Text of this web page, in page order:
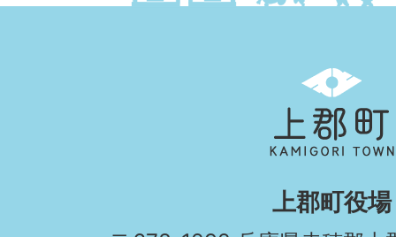
郡
町
KAMIGORI
TOWN
上郡町役場